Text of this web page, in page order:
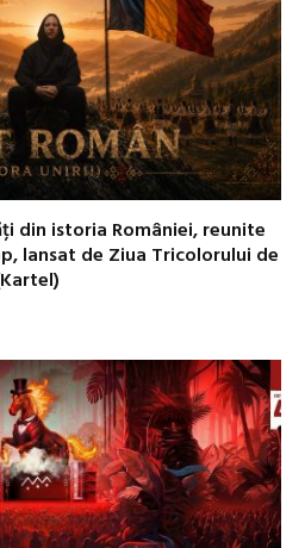
din istoria României, reunite
lansat de Ziua Tricolorului de